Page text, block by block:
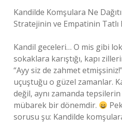
Kandilde Komşulara Ne
Stratejinin ve Empatinin Tatlı
Kandil geceleri… O mis gibi
sokaklara karıştığı, kapı
“Ayy siz de zahmet
uçuştuğu o güzel zamanlar.
değil, aynı zamanda
mübarek bir dönemdir.
sorusu şu: Kandilde